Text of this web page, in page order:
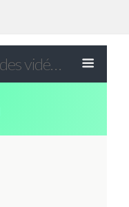
Debilos.fr - Le top des vidéos drôles du WEB !